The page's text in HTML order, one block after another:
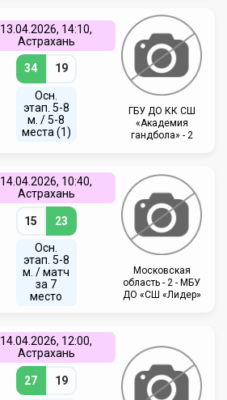
13.04.2026, 14:10,
Астрахань
34 19
Осн.
этап. 5-8
м. / 5-8
места (1)
ГБУ ДО КК СШ
«Академия
гандбола» - 2
14.04.2026, 10:40,
Астрахань
15 23
Осн.
этап. 5-8
м. / матч
за 7
место
Московская
область - 2 - МБУ
ДО «СШ «Лидер»
14.04.2026, 12:00,
Астрахань
27 19